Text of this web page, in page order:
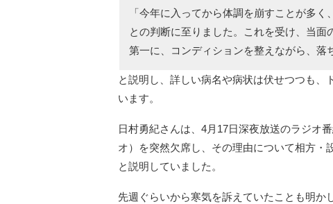
「今年に入ってから体調を崩すことが多
との判断に至りました。これを受け、当
第一に、コンディションを整えながら、落
と説明し、詳しい病名や病状は伏せつつも、
います。
日村勇紀さんは、4月17日深夜放送のラジオ
オ）を突然欠席し、その理由について相方・
と説明していました。
先週ぐらいから寒気を訴えていたことも明かし